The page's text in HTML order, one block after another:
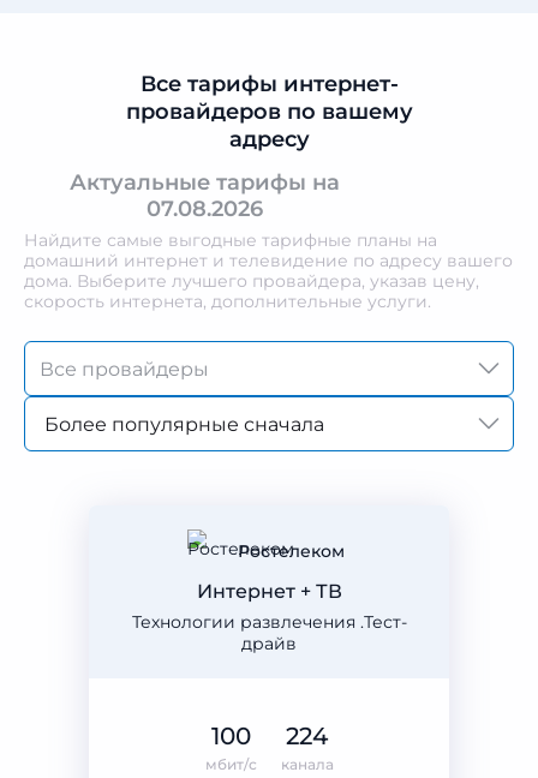
Все тарифы интернет-
провайдеров по вашему
адресу
Актуальные тарифы на
07.08.2026
Найдите самые выгодные тарифные планы на
домашний интернет и телевидение по адресу вашего
дома. Выберите лучшего провайдера, указав цену,
скорость интернета, дополнительные услуги.
Более популярные сначала
Ростелеком
Технологии развлечения .Тест-
драйв
Интернет + ТВ
100
мбит/с
224
канала